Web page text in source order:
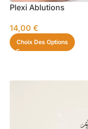
Plexi Ablutions
14,00 €
Choix Des Options